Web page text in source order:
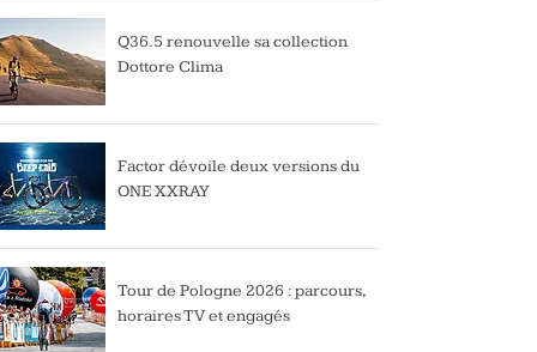
Q36.5 renouvelle sa collection
Dottore Clima
Factor dévoile deux versions du
ONE XXRAY
Tour de Pologne 2026 : parcours,
horaires TV et engagés